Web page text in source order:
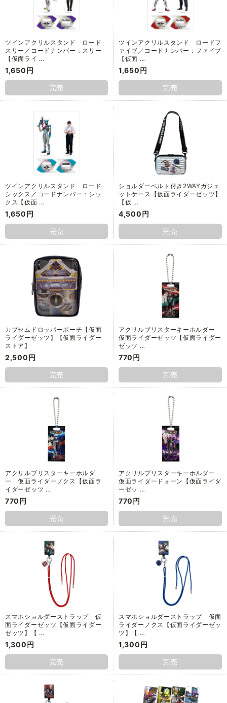
ツインアクリルスタンド ロード
スリー／コードナンバー：スリー
【仮面ライ …
1,650円
完売
ツインアクリルスタンド ロードフ
ァイブ／コードナンバー：ファイブ
【仮面 …
1,650円
完売
ツインアクリルスタンド ロード
シックス／コードナンバー：シッ
クス【仮面 …
1,650円
完売
ショルダーベルト付き2WAYガジェ
ットケース【仮面ライダーゼッツ】
【仮 …
4,500円
完売
カプセムドロッパーポーチ【仮面
ライダーゼッツ】【仮面ライダー
ストア】
2,500円
完売
アクリルブリスターキーホルダー
仮面ライダーゼッツ【仮面ライダー
ゼッツ …
770円
完売
アクリルブリスターキーホルダ
ー 仮面ライダーノクス【仮面ラ
イダーゼッツ …
770円
完売
アクリルブリスターキーホルダー
仮面ライダードォーン【仮面ライダ
ーゼッ …
770円
完売
スマホショルダーストラップ 仮
面ライダーゼッツ【仮面ライダー
ゼッツ】【 …
1,300円
完売
スマホショルダーストラップ 仮面
ライダーノクス【仮面ライダーゼッ
ツ】【 …
1,300円
完売